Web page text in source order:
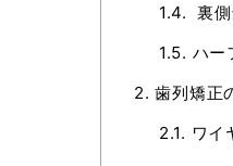
1.4. 裏
1.5. ハー
2. 歯列矯正
2.1. ワイ